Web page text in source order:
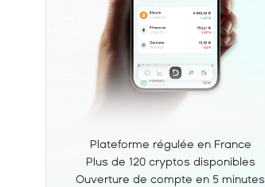
Plateforme régulée en France
Plus de 120 cryptos disponibles
Ouverture de compte en 5 minutes